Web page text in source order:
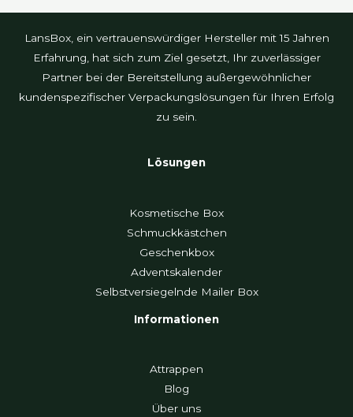
LansBox, ein vertrauenswürdiger Hersteller mit 15 Jahren
Erfahrung, hat sich zum Ziel gesetzt, Ihr zuverlässiger
Partner bei der Bereitstellung außergewöhnlicher
kundenspezifischer Verpackungslösungen für Ihren Erfolg
zu sein.
Lösungen
Kosmetische Box
Schmuckkästchen
Geschenkbox
Adventskalender
Selbstversiegelnde Mailer Box
Informationen
Attrappen
Blog
Über uns